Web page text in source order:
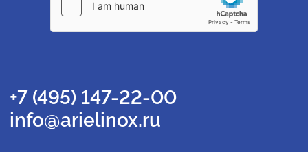
+7 (495) 147-22-00
info@arielinox.ru